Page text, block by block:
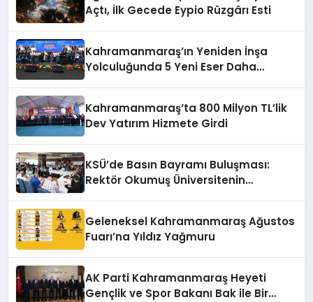
Açtı, İlk Gecede Eypio Rüzgârı Esti
Kahramanmaraş’ın Yeniden İnşa
Yolculuğunda 5 Yeni Eser Daha
Kahramanmaraş’ta 800 Milyon TL’lik
Dev Yatırım Hizmete Girdi
KSÜ’de Basın Bayramı Buluşması:
Rektör Okumuş Üniversitenin
Geleneksel Kahramanmaraş Ağustos
Fuarı’na Yıldız Yağmuru
AK Parti Kahramanmaraş Heyeti
Gençlik ve Spor Bakanı Bak ile Bir